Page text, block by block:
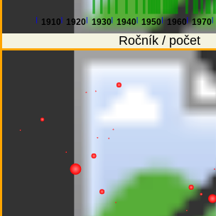
1910 1920 1930 1940 1950 1960 1970
Ročník / počet